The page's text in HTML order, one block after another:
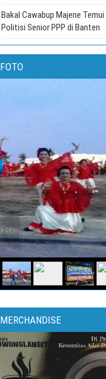
Bakal Cawabup Majene Temui
Politisi Senior PPP di Banten
FOTO
Previous
MERCHANDISE